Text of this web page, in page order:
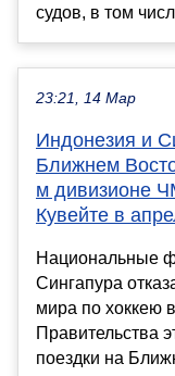
судов, в том
23:21, 14 Мар
Индонезия и
Ближнем
м дивизионе
Кувейте в
Национальные
Сингапура
мира по хоккею
Правительства
поездки на